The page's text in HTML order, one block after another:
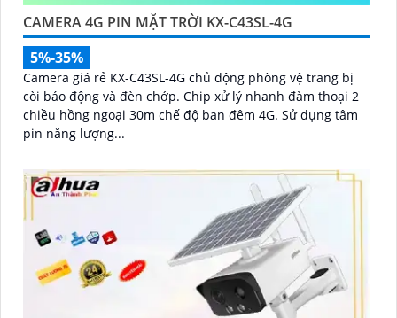
CAMERA 4G PIN MẶT TRỜI KX-C43SL-4G
5%-35%
Camera giá rẻ KX-C43SL-4G chủ động phòng vệ trang bị
còi báo động và đèn chớp. Chip xử lý nhanh đàm thoại 2
chiều hồng ngoại 30m chế độ ban đêm 4G. Sử dụng tâm
pin năng lượng...